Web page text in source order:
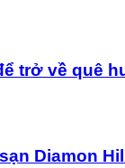
trở về quê
Diamon